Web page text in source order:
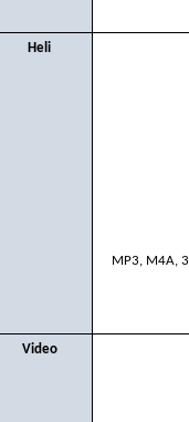
Heli
MP3, M4A,
Video